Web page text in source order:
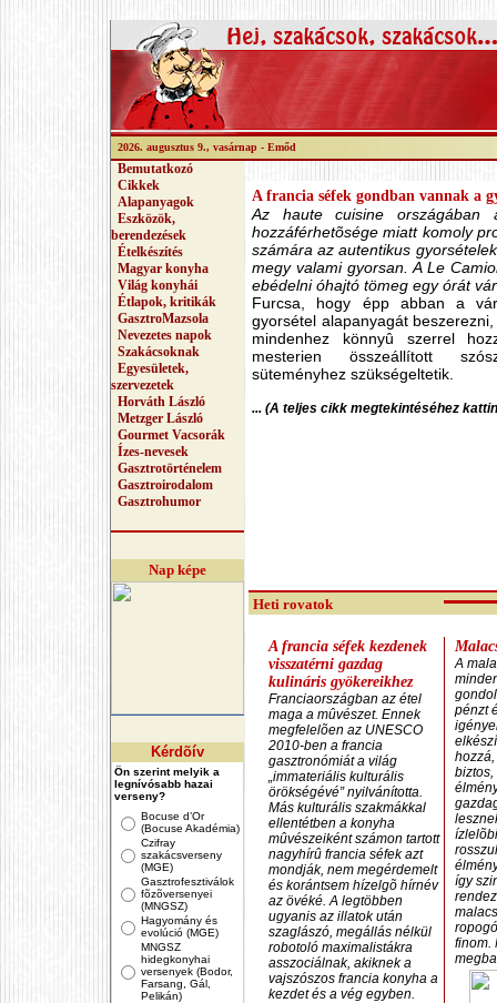
2026. augusztus 9., vasárnap - Emőd
Bemutatkozó
Cikkek
Alapanyagok
Eszközök,
berendezések
Ételkészítés
Magyar konyha
Világ konyhái
Étlapok, kritikák
GasztroMazsola
Nevezetes napok
Szakácsoknak
Egyesületek,
szervezetek
Horváth László
Metzger László
Gourmet Vacsorák
Ízes-nevesek
Gasztrotörténelem
Gasztroirodalom
Gasztrohumor
Nap képe
Kérdõív
Ön szerint melyik a
legnívósabb hazai
verseny?
Bocuse d’Or
(Bocuse Akadémia)
Czifray
szakácsverseny
(MGE)
Gasztrofesztiválok
fõzõversenyei
(MNGSZ)
Hagyomány és
evolúció (MGE)
MNGSZ
hidegkonyhai
versenyek (Bodor,
Farsang, Gál,
Pelikán)
A francia séfek gondban vannak a
Az haute cuisine országában
hozzáférhetõsége miatt komoly
számára az autentikus
megy valami gyorsan. A Le
ebédelni óhajtó tömeg egy órát
Furcsa, hogy épp abban a
gyorsétel alapanyagát
mindenhez könnyû szerrel
mesterien összeállított
süteményhez szükségeltetik.
... (A teljes cikk megtekintéséhez
Heti rovatok
A francia séfek kezdenek
visszatérni gazdag
kulináris gyökereikhez
Franciaországban az étel
maga a mûvészet. Ennek
megfelelõen az UNESCO
2010-ben a francia
gasztronómiát a világ
„immateriális kulturális
örökségévé” nyilvánította.
Más kulturális szakmákkal
ellentétben a konyha
mûvészeiként számon tartott
nagyhírû francia séfek azt
mondják, nem megérdemelt
és korántsem hízelgõ hírnév
az övéké. A legtöbben
ugyanis az illatok után
szaglászó, megállás nélkül
robotoló maximalistákra
asszociálnak, akiknek a
vajszószos francia konyha a
kezdet és a vég egyben.
A
pénzt
biztos,
így
finom.